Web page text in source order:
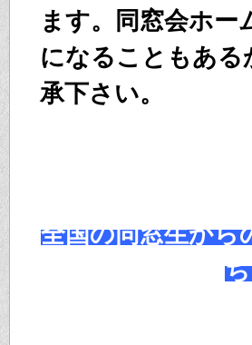
ます。同窓会ホー
になることもあ
承下さい。
全国の同窓生から